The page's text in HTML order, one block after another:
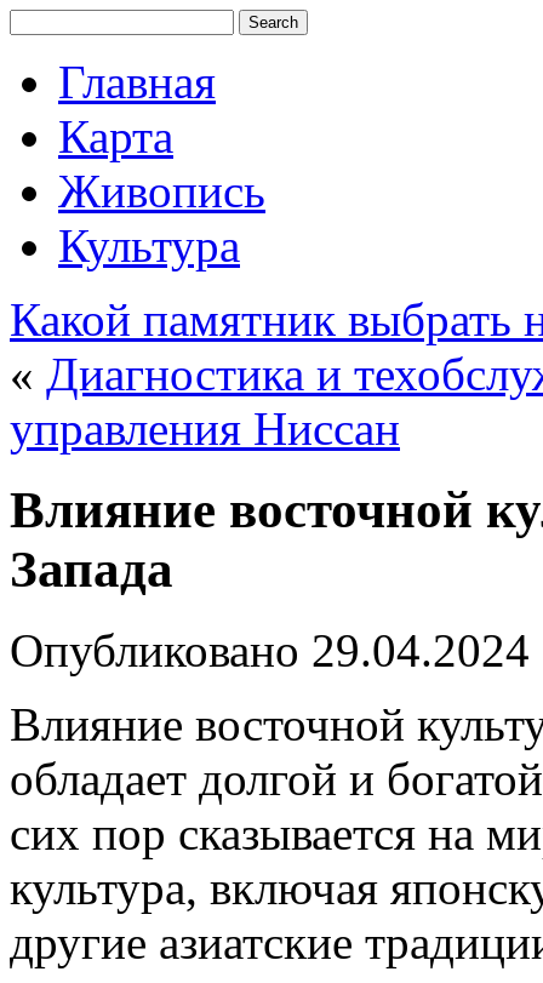
Главная
Карта
Живопись
Культура
Какой памятник выбрать
« Диагностика и
управления Ниссан
Влияние восточной
Запада
Опубликовано 29.04.2024
Влияние восточной
обладает долгой и
сих пор сказывается на
культура, включая
другие азиатские